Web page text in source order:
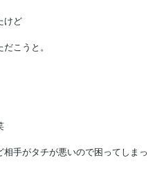
けど
こうと。
手がタチが悪いので困ってしまっ